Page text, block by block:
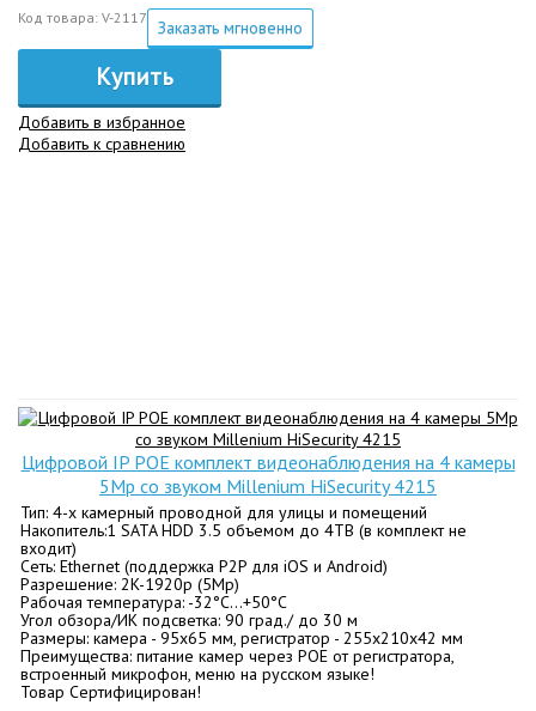
Код товара: V-2117 Заказать мгновенно
Купить
Добавить в избранное
Добавить к сравнению
Цифровой IP POE комплект видеонаблюдения на 4 камеры
5Mp со звуком Millenium HiSecurity 4215
Тип: 4-х камерный проводной для улицы и помещений
Накопитель:1 SATA HDD 3.5 объемом до 4TB (в комплект не
входит)
Сеть: Ethernet (поддержка P2P для iOS и Android)
Разрешение: 2K-1920p (5Mp)
Рабочая температура: -32°C…+50°C
Угол обзора/ИК подсветка: 90 град./ до 30 м
Размеры: камера - 95x65 мм, регистратор - 255х210х42 мм
Преимущества: питание камер через POE от регистратора,
встроенный микрофон, меню на русском языке!
Товар Сертифицирован!